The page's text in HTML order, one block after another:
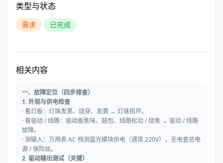
类型与状态
需求 已完成
相关内容
一、故障定位（四步排查）
1. 外观与供电检查
· 看灯板：灯珠发黑、烧穿、发黄 → 灯珠损坏。
· 看驱动 / 线路：驱动板焦味、鼓包、线路松动 / 烧焦 → 驱动 / 线路
故障。
· 测输入：万用表 AC 档测蓝光模块供电（通常 220V），无电查总电
源 / 保险丝。
2. 驱动输出测试（关键）